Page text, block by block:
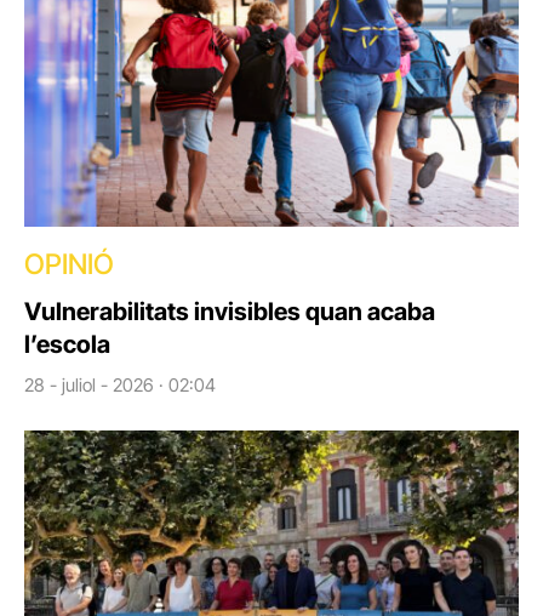
OPINIÓ
Vulnerabilitats invisibles quan acaba
l’escola
28 - juliol - 2026 · 02:04